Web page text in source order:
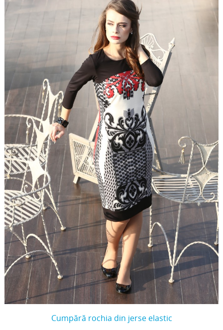
Cumpără rochia din jerse elastic